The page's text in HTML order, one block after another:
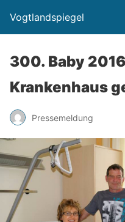
Vogtlandspiegel
300. Baby
Krankenhaus
Pressemeldung